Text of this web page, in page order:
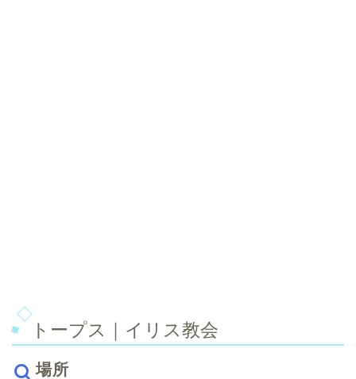
トープス｜イリス教会
場所